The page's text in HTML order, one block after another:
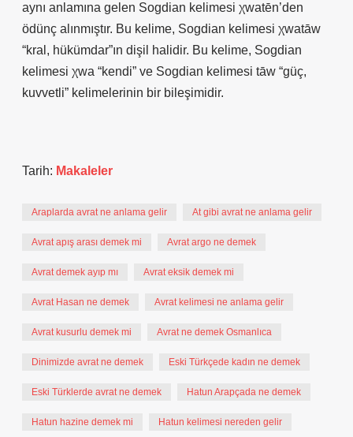
aynı anlamına gelen Sogdian kelimesi χwatēn’den
ödünç alınmıştır. Bu kelime, Sogdian kelimesi χwatāw
“kral, hükümdar”ın dişil halidir. Bu kelime, Sogdian
kelimesi χwa “kendi” ve Sogdian kelimesi tāw “güç,
kuvvetli” kelimelerinin bir bileşimidir.
Tarih: Makaleler
Araplarda avrat ne anlama gelir At gibi avrat ne anlama gelir
Avrat apış arası demek mi Avrat argo ne demek
Avrat demek ayıp mı Avrat eksik demek mi
Avrat Hasan ne demek Avrat kelimesi ne anlama gelir
Avrat kusurlu demek mi Avrat ne demek Osmanlıca
Dinimizde avrat ne demek Eski Türkçede kadın ne demek
Eski Türklerde avrat ne demek Hatun Arapçada ne demek
Hatun hazine demek mi Hatun kelimesi nereden gelir